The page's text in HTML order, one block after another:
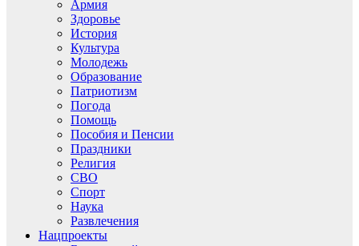
Армия
Здоровье
История
Культура
Молодежь
Образование
Патриотизм
Погода
Помощь
Пособия и Пенсии
Праздники
Религия
СВО
Спорт
Наука
Развлечения
Нацпроекты